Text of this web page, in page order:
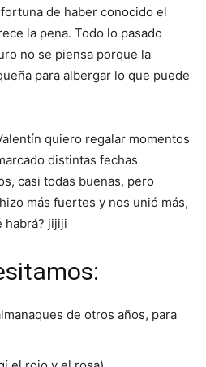
de haber conocido el
la pena. Todo lo pasado
no se piensa porque la
para albergar lo que puede
quiero regalar momentos
distintas fechas
casi todas buenas, pero
más fuertes y nos unió más,
habrá? jijiji
de otros años, para